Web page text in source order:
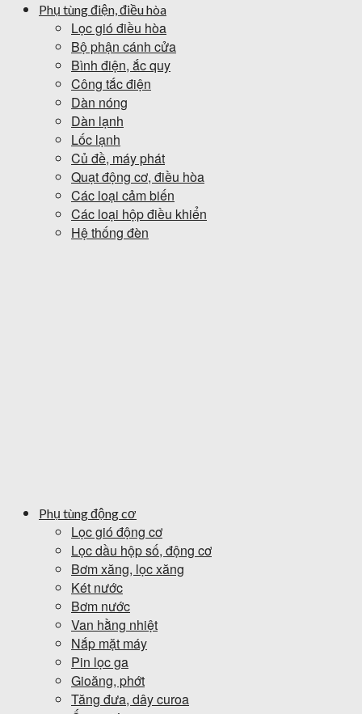
Phụ tùng điện, điều hòa
Lọc gió điều hòa
Bộ phận cánh cửa
Bình điện, ắc quy
Công tắc điện
Dàn nóng
Dàn lạnh
Lốc lạnh
Củ đề, máy phát
Quạt động cơ, điều hòa
Các loại cảm biến
Các loại hộp điều khiển
Hệ thống đèn
Phụ tùng động cơ
Lọc gió động cơ
Lọc dầu hộp số, động cơ
Bơm xăng, lọc xăng
Két nước
Bơm nước
Van hằng nhiệt
Nắp mặt máy
Pin lọc ga
Gioăng, phớt
Tăng đưa, dây curoa